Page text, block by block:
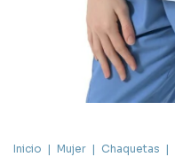
Inicio | Mujer | Chaquetas |